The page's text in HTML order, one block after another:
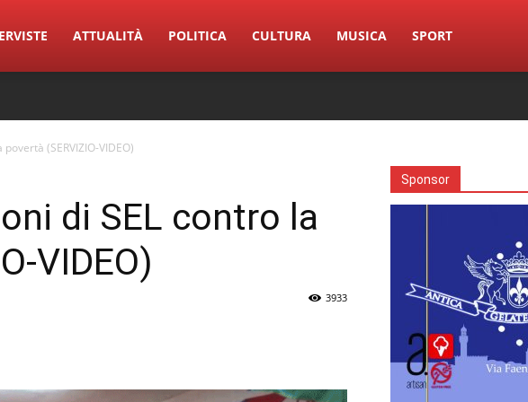
ATTUALITÀ POLITICA CULTURA MUSICA SPORT
(SERVIZIO-VIDEO)
di SEL contro la
VIDEO)
3933
Sponsor